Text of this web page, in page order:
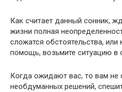
Как считает данный сонник,
жизни полная
сложатся обстоятельства,
помощь, возьмите ситуацию в
Когда ожидают вас, то вам не
необдуманных решений,